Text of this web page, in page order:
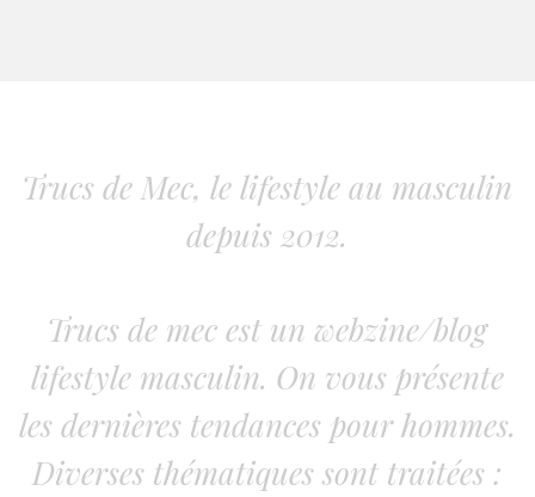
Trucs de Mec, le lifestyle au masculin
depuis 2012.
Trucs de mec est un webzine/blog
lifestyle masculin. On vous présente
les dernières tendances pour hommes.
Diverses thématiques sont traitées :